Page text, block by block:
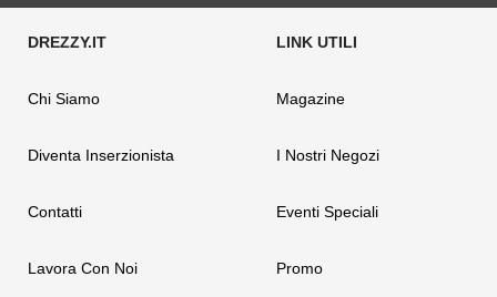
Chi Siamo
Diventa Inserzionista
Contatti
Lavora Con Noi
Magazine
I Nostri Negozi
Eventi Speciali
Promo